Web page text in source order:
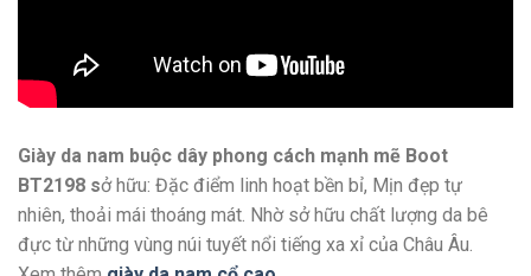
Giày da nam buộc dây phong cách mạnh mẽ Boot
BT2198 sở hữu: Đặc điểm linh hoạt bền bỉ, Mịn đẹp tự
nhiên, thoải mái thoáng mát. Nhờ sở hữu chất lượng da bê
đực từ những vùng núi tuyết nổi tiếng xa xỉ của Châu Âu.